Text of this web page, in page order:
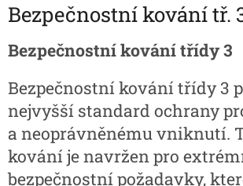
Bezpečnostní kování tř.
Bezpečnostní kování třídy 3
Bezpečnostní kování třídy 3
nejvyšší standard ochrany
a neoprávněnému vniknutí.
kování je navržen pro
bezpečnostní požadavky,